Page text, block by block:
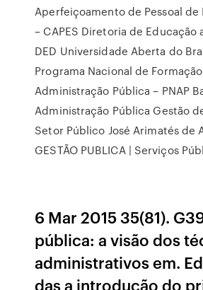
Aperfeiçoamento de Pessoal
– CAPES Diretoria de Educação
DED Universidade Aberta do
Programa Nacional de
Administração Pública – PNAP
Administração Pública Gestão
Setor Público José Arimatés de
GESTÃO PUBLICA | Serviços
6 Mar 2015 35(81).
pública: a visão dos
administrativos em.
das a introdução do